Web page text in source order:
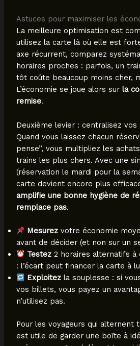
Astuces pour maximiser les
La meilleure optimisation est
utilisez la carte là où elle est
axe récurrent, comparez
horaires proches : parfois, un
tôt coûte beaucoup moins cher,
L’économie se joue alors sur la
remise.
Deuxième levier : centralisez vos
Quand vous laissez chacun
pense”, vous multipliez les
trains les plus chers. Avec une
(réservation le mardi pour la
carte devient encore plus
amplifie une bonne hygiène de
remplace pas.
Mesurez votre économie
avant de décider (et non sur un
Testez 2 horaires alternatifs à
: l’écart peut financer la carte à
Exploitez la souplesse : si
vos billets, vous payez un
n’utilisez pas.
Pour les voyageurs qui alternent
est utile de garder une boîte à